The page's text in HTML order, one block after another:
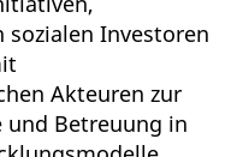
sozialen Investoren
Akteuren zur
Betreuung in